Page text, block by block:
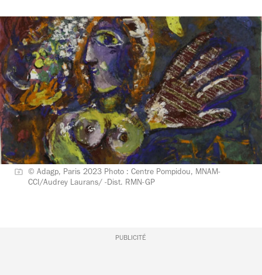
© Adagp, Paris 2023 Photo : Centre Pompidou, MNAM-
CCI/Audrey Laurans/ -Dist. RMN-GP
PUBLICITÉ